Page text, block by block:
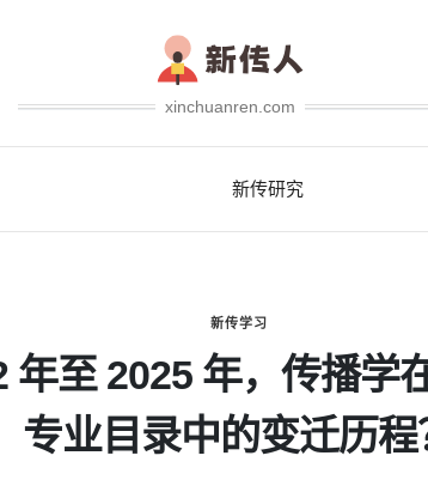
xinchuanren.com
新传研究
新传学习
年至 2025 年，传播学
专业目录中的变迁历程